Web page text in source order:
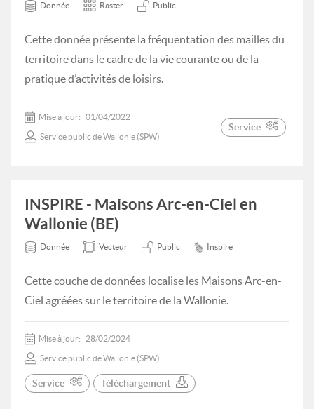
Donnée Raster Public
Cette donnée présente la fréquentation des mailles du
territoire dans le cadre de la vie courante ou de la
pratique d’activités de loisirs.
Mise à jour: 01/04/2022
Service public de Wallonie (SPW)
Service
INSPIRE - Maisons Arc-en-Ciel en
Wallonie (BE)
Donnée Vecteur Public Inspire
Cette couche de données localise les Maisons Arc-en-
Ciel agréées sur le territoire de la Wallonie.
Mise à jour: 28/02/2024
Service public de Wallonie (SPW)
Service Téléchargement